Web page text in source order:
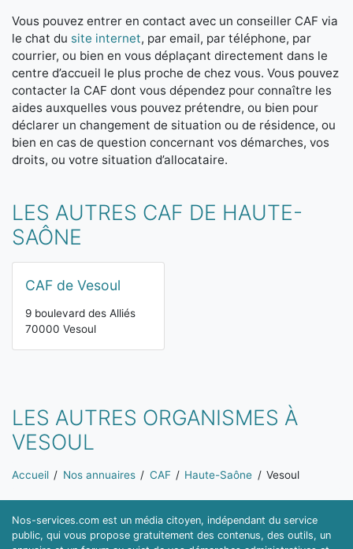
Vous pouvez entrer en contact avec un conseiller CAF via
le chat du site internet, par email, par téléphone, par
courrier, ou bien en vous déplaçant directement dans le
centre d’accueil le plus proche de chez vous. Vous pouvez
contacter la CAF dont vous dépendez pour connaître les
aides auxquelles vous pouvez prétendre, ou bien pour
déclarer un changement de situation ou de résidence, ou
bien en cas de question concernant vos démarches, vos
droits, ou votre situation d’allocataire.
LES AUTRES CAF DE HAUTE-
SAÔNE
CAF de Vesoul
9 boulevard des Alliés
70000 Vesoul
LES AUTRES ORGANISMES À
VESOUL
Vous êtes ici:
Accueil Nos annuaires CAF Haute-Saône Vesoul
Nos-services.com est un média citoyen, indépendant du service
public, qui vous propose gratuitement des contenus, des outils, un